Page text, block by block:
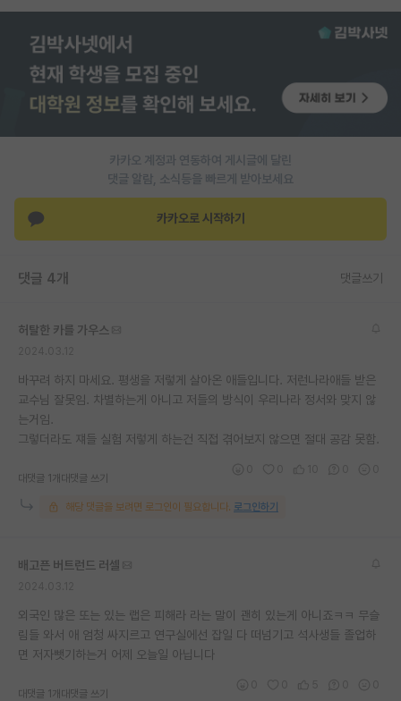
카카오 계정과 연동하여 게시글에 달린
댓글 알람, 소식등을 빠르게 받아보세요
카카오로 시작하기
댓글 4개 댓글쓰기
허탈한 카를 가우스
바꾸려 하지 마세요. 평생을 저렇게 살아온 애들입니다. 저런나라애들 받은
교수님 잘못임. 차별하는게 아니고 저들의 방식이 우리나라 정서와 맞지 않
는거임.
그렇더라도 쟤들 실험 저렇게 하는건 직접 겪어보지 않으면 절대 공감 못함.
대댓글 1개 대댓글 쓰기
해당 댓글을 보려면 로그인이 필요합니다. 로그인하기
배고픈 버트런드 러셀
외국인 많은 또는 있는 랩은 피해라 라는 말이 괜히 있는게 아니죠ㅋㅋ 무슬
림들 와서 애 엄청 싸지르고 연구실에선 잡일 다 떠넘기고 석사생들 졸업하
면 저자뺏기하는거 어제 오늘일 아닙니다
대댓글 1개 대댓글 쓰기